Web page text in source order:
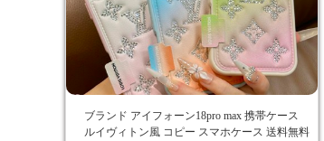
ブランド アイフォーン18pro max 携帯ケース
ルイヴィトン風 コピー スマホケース 送料無料